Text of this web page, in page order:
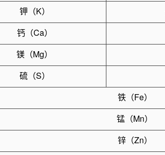
钾（K）
钙（Ca）
镁（Mg）
硫（S）
铁（Fe）
锰（Mn）
锌（Zn）